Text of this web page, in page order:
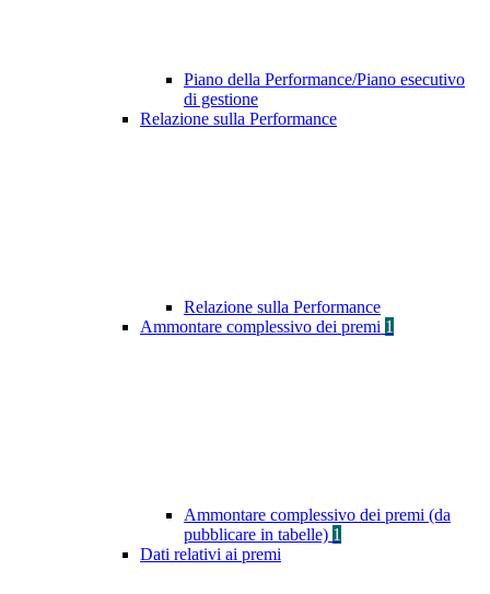
Piano della Performance/Piano esecutivo
di gestione
Relazione sulla Performance
Relazione sulla Performance
Ammontare complessivo dei premi 1
Ammontare complessivo dei premi (da
pubblicare in tabelle) 1
Dati relativi ai premi